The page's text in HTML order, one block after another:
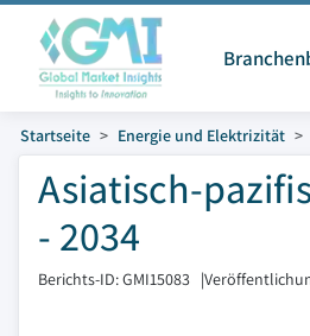
Startseite Energie und Elektrizität
Asiatisch-
- 2034
Berichts-ID: GMI15083 |